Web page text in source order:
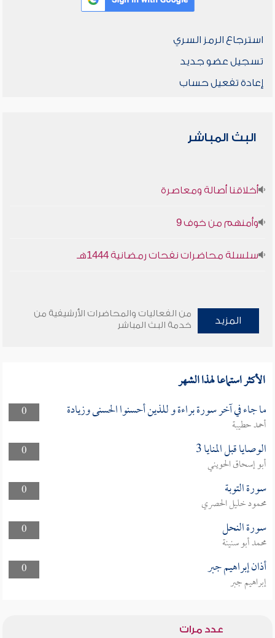
استرجاع الرمز السري
تسجيل عضو جديد
إعادة تفعيل حساب
البث المباشر
أخلاقنا أصالة ومعاصرة
وأمنهم من خوف 9
سلسلة محاضرات نفحات رمضانية 1444هـ
المزيد
من الفعاليات والمحاضرات الأرشيفية من
خدمة البث المباشر
الأكثر استماعا لهذا الشهر
0 ما جاء في آخر سورة براءة و للذين أحسنوا الحسنى وزيادة
أحمد حطيبة
0
الوصايا قبل المنايا 3
أبو إسحاق الحويني
0
سورة التوبة
محمود خليل الحصري
0
سورة النحل
محمد أبو سنينة
0
أذان إبراهيم جبر
إبراهيم جبر
عدد مرات